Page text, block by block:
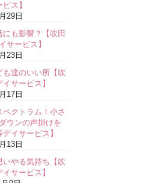
ス】
29日
も影響？【吹田
サービス】
23日
達のいい所【吹
サービス】
17日
ペクトラム！小さ
ウンの声掛けを
イサービス】
13日
やる気持ち【吹
サービス】